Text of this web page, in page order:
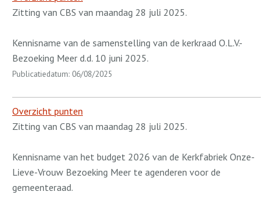
Zitting van CBS van maandag 28 juli 2025.
Kennisname van de samenstelling van de kerkraad O.L.V.-
Bezoeking Meer d.d. 10 juni 2025.
Publicatiedatum: 06/08/2025
Overzicht punten
Zitting van CBS van maandag 28 juli 2025.
Kennisname van het budget 2026 van de Kerkfabriek Onze-
Lieve-Vrouw Bezoeking Meer te agenderen voor de
gemeenteraad.